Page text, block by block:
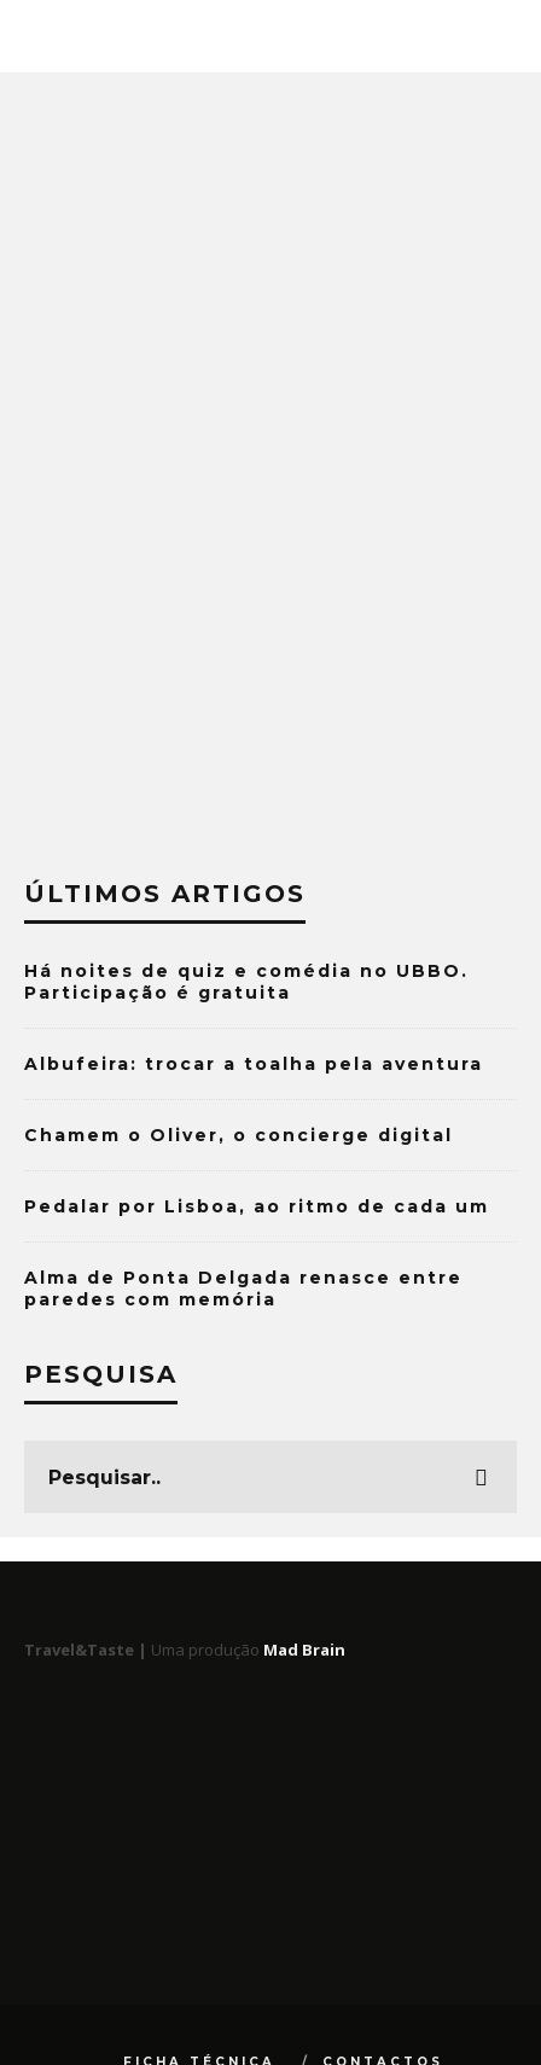
ÚLTIMOS ARTIGOS
Há noites de quiz e comédia no UBBO.
Participação é gratuita
Albufeira: trocar a toalha pela aventura
Chamem o Oliver, o concierge digital
Pedalar por Lisboa, ao ritmo de cada um
Alma de Ponta Delgada renasce entre
paredes com memória
PESQUISA
Travel&Taste | Uma produção Mad Brain